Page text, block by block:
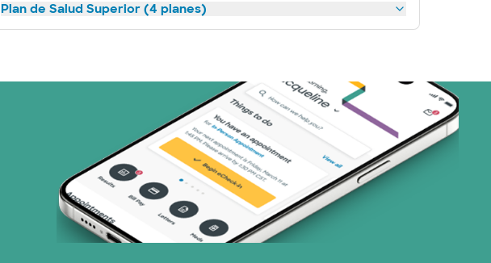
Plan de Salud Superior (4 planes)